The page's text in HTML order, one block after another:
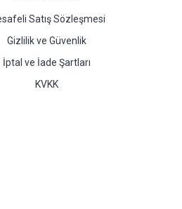
Satış Sözleşmesi
Gizlilik ve Güvenlik
İptal ve İade Şartları
KVKK